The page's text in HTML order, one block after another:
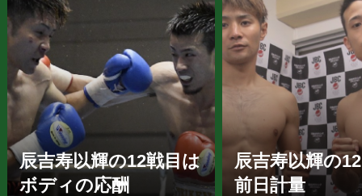
辰吉寿以輝の12戦目は
ボディの応酬
辰吉寿以輝の
前日計量